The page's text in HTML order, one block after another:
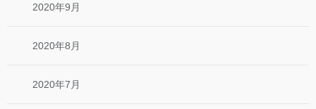
2020年9月
2020年8月
2020年7月